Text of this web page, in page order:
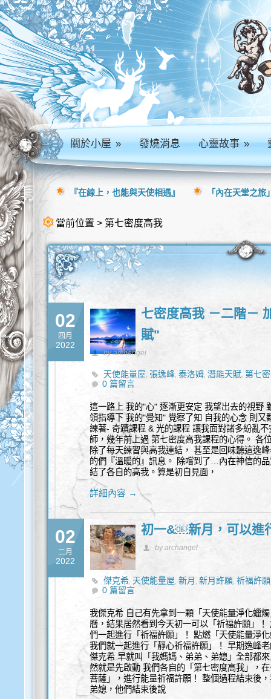
關於小屋» 發燒消息 心靈故事»
當前位置 > 第七密度高我
02
四月
2022
七密度高我 －二階－
賦"
by archangel
天使能量屋, 張逸峰,泰洛姆,潛能天賦, 第七
0 篇留言
這一路上 我的"心" 逐漸更安定 我望出去的視野
領指導下 我的"覺知" 覺察了知 自我的心念 則
練著- 奇蹟課程 & 光的課程 讓我面對諸多紛亂
師，幾年前上過 第七密度高我課程的心得。 各
除了每天練習與高我連結， 甚至是回味聽這逸
的們『溫暖的』訊息。 除嚐到了…內在神信的
結了各自的高我。算是初自見面，
詳細內容 →
02
二月
2022
初一&￼新月，可以
by archangel
傑克希, 天使能量屋,新月 ,新月許願,祈福許願
0 篇留言
我傑克希 自己有先拿到一顆「天使能量淨化蠟
曆，結果居然看到今天初一可以「祈福許願」
們一起進行「祈福許願」！ 點燃「天使能量淨
我們就一起進行「靜心祈福許願」！ 早期逸峰
傑克希 早就叫「我媽媽、弟弟、弟媳」全部都
然就是先啟動 我們各自的「第七密度高我」，
菩薩」，進行能量祈福許願！ 整個過程結束後
弟媳，他們結束後說
『在線上，也能與天使相遇』 「內在天堂之